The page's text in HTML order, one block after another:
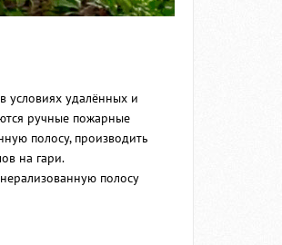
условиях удалённых и
ручные пожарные
полосу, производить
на гари.
полосу